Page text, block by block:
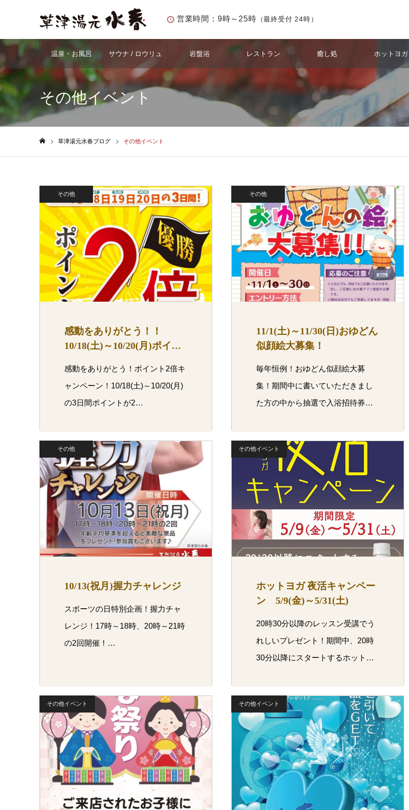
営業時間：9時～25時 （最終受付 24時）
温泉・お風呂 サウナ / ロウリュ 岩盤浴 レストラン 癒し処 ホットヨガ
その他イベント
草津湯元水春ブログ その他イベント
その他
感動をありがとう！！
10/18(土)～10/20(月)ポイン
感動をありがとう！ポイント2倍キ
ャンペーン！10/18(土)～10/20(月)
の3日間ポイントが2…
その他
11/1(土)～11/30(日)おゆどん
似顔絵大募集！
毎年恒例！おゆどん似顔絵大募
集！期間中に書いていただきまし
た方の中から抽選で入浴招待券の
その他
10/13(祝月)握力チャレンジ
スポーツの日特別企画！握力チャ
レンジ！17時～18時、20時～21時
の2回開催！…
その他イベント
ホットヨガ 夜活キャンペー
ン 5/9(金)～5/31(土)
20時30分以降のレッスン受講でう
れしいプレゼント！期間中、20時
30分以降にスタートするホットヨ
その他イベント その他イベント